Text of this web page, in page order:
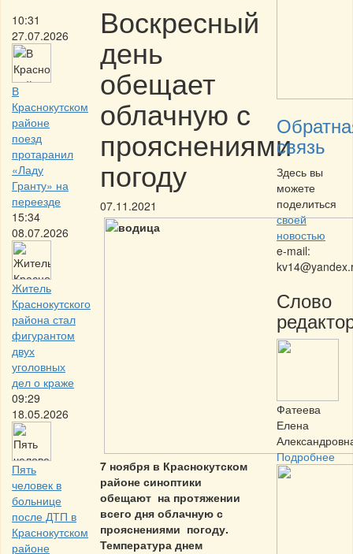
10:31
27.07.2026
В
Краснокутском
районе
поезд
протаранил
«Ладу
Гранту» на
переезде
15:34
08.07.2026
Житель
Краснокутского
района стал
фигурантом
двух
уголовных
дел о краже
09:29
18.05.2026
Пять
человек в
больнице
после ДТП в
Краснокутском
районе
Воскресный
день
обещает
облачную с
прояснениями
погоду
07.11.2021
7 ноября в Краснокутском
районе синоптики
обещают на протяжении
всего дня облачную с
прояснениями погоду.
Температура днем
связь
Здесь вы
можете
поделиться
своей
новостью
e-mail:
Слово
Фатеева
Елена
Подробнее